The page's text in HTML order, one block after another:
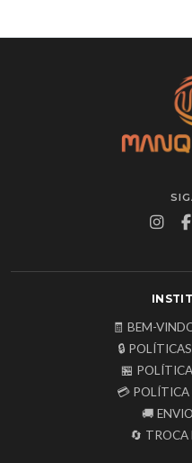
🧾 BEM-
🔒
🏪
💳 POLÍTICA
🚚
🔄 TROCA